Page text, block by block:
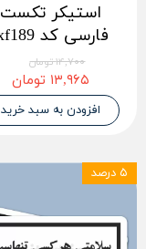
استیکر تکست
فارسی کد txf189
۱۴,۷۰۰ تومان
۱۳,۹۶۵ تومان
افزودن به سبد خرید
۵ درصد